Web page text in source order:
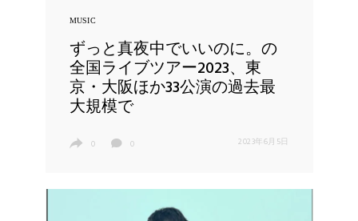
MUSIC
ずっと真夜中でいいのに。の
全国ライブツアー2023、東
京・大阪ほか33公演の過去最
大規模で
0 0 2023年6月5日